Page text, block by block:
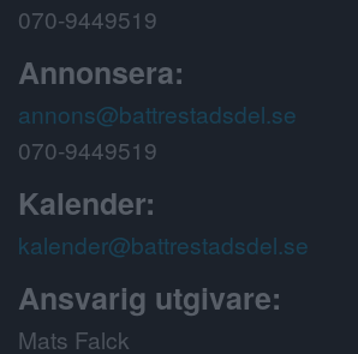
070-9449519
Annonsera:
annons@battrestadsdel.se
070-9449519
Kalender:
kalender@battrestadsdel.se
Ansvarig utgivare:
Mats Falck